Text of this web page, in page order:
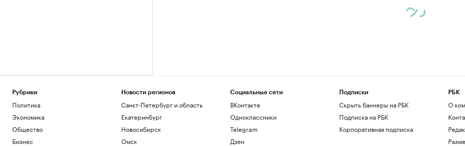
Рубрики
Политика
Экономика
Общество
Бизнес
Новости регионов
Санкт-Петербург и область
Екатеринбург
Новосибирск
Омск
Социальные сети
ВКонтакте
Одноклассники
Telegram
Дзен
Подписки
Скрыть баннеры на РБК
Подписка на РБК
Корпоративная подписка
РБК
О